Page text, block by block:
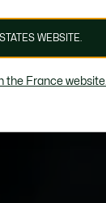
WEBSITE.
the France website.